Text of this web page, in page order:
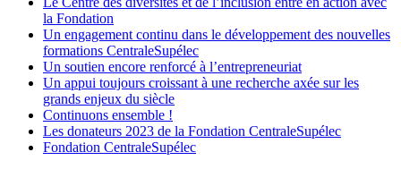
la Fondation
Un engagement continu dans le développement des nouvelles
formations CentraleSupélec
Un soutien encore renforcé à l’entrepreneuriat
Un appui toujours croissant à une recherche axée sur les
grands enjeux du siècle
Continuons ensemble !
Les donateurs 2023 de la Fondation CentraleSupélec
Fondation CentraleSupélec